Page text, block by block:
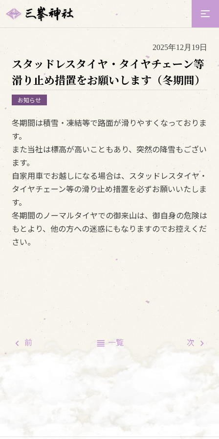
2025年12月19日
スタッドレスタイヤ・タイヤチェーン等
滑り止め措置をお願いします（冬期間）
お知らせ
冬期間は積雪・凍結等で路面が滑りやすくなっておりま
す。
また当社は標高が高いこともあり、突然の降雪もござい
ます。
自家用車でお越しになる場合は、スタッドレスタイヤ・
タイヤチェーン等の滑り止め措置を必ずお願いいたしま
す。
冬期間のノーマルタイヤでの御来山は、御自身の危険は
もとより、他の方への迷惑にもなりますのでお控えくだ
さい。
前 一覧 次